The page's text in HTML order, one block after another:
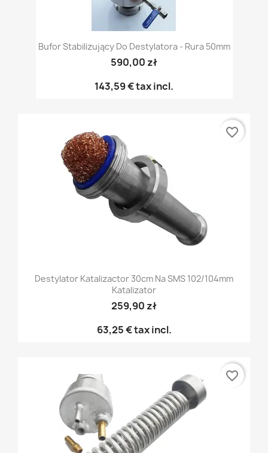
Bufor Stabilizujący Do Destylatora - Rura 50mm
590,00 zł
143,59 €tax incl.
Destylator Katalizactor 30cm Na SMS 102/104mm
Katalizator
259,90 zł
63,25 €tax incl.
favorite_border
favorite_border